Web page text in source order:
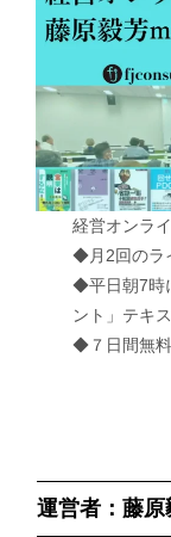
経営オンラ
◆月2回のラ
◆平日朝7時
ント」テキ
◆７日間無
運営者：藤